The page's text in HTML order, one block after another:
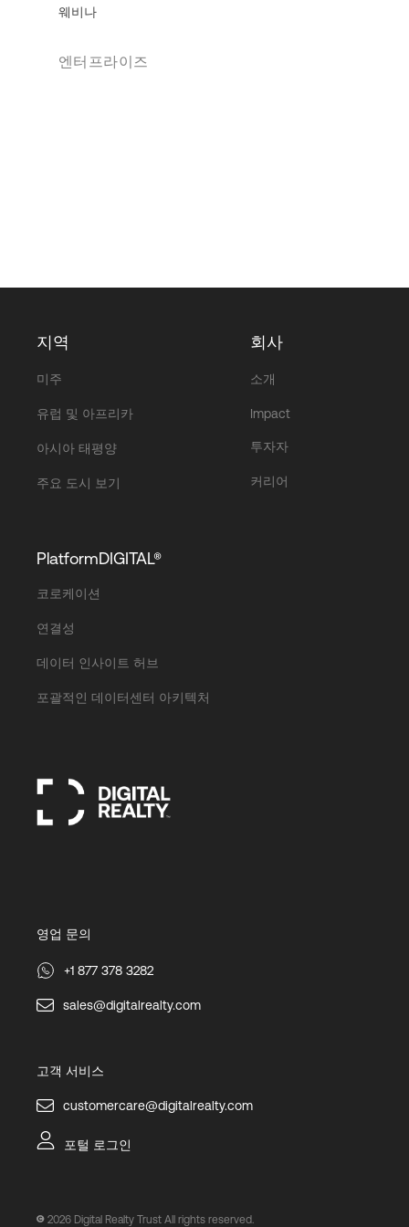
웨비나
엔터프라이즈
지역
미주
유럽 및 아프리카
아시아 태평양
주요 도시 보기
회사
소개
Impact
투자자
커리어
PlatformDIGITAL®
코로케이션
연결성
데이터 인사이트 허브
포괄적인 데이터센터 아키텍처
영업 문의
+1 877 378 3282
sales@digitalrealty.com
고객 서비스
customercare@digitalrealty.com
포털 로그인
2026 Digital Realty Trust All rights reserved.